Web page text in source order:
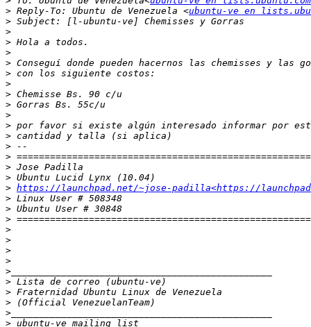
> Reply-To: Ubuntu de Venezuela <ubuntu-ve en
>
>
>
>
>
>
>
>
>
>
>
>
>
>
>
>
> https://launchpad.net/~jose-padilla<https://
>
>
>
>
>
>
>
>
>
>
>
>
>